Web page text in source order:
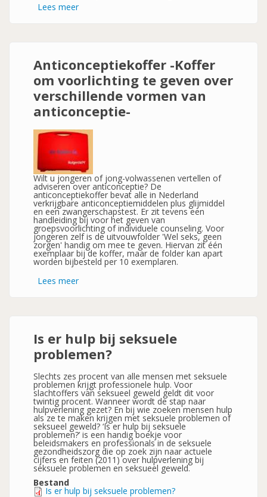
Lees meerover
tijdens
de
zwangerschap
en
na
de
bevalling-
Anticonceptiekoffer -Koffer
om voorlichting te geven over
verschillende vormen van
anticonceptie-
Wilt u jongeren of jong-volwassenen vertellen of
adviseren over anticonceptie? De
anticonceptiekoffer bevat alle in Nederland
verkrijgbare anticonceptiemiddelen plus glijmiddel
en een zwangerschapstest. Er zit tevens een
handleiding bij voor het geven van
groepsvoorlichting of individuele counseling. Voor
jongeren zelf is de uitvouwfolder 'Wel seks, geen
zorgen' handig om mee te geven. Hiervan zit één
exemplaar bij de koffer, maar de folder kan apart
worden bijbesteld per 10 exemplaren.
Lees meerover
geven
over
verschillende
van
anticonceptie-
Is er hulp bij seksuele
problemen?
Slechts zes procent van alle mensen met seksuele
problemen krijgt professionele hulp. Voor
slachtoffers van seksueel geweld geldt dit voor
twintig procent. Wanneer wordt de stap naar
hulpverlening gezet? En bij wie zoeken mensen hulp
als ze te maken krijgen met seksuele problemen of
seksueel geweld? ‘Is er hulp bij seksuele
problemen?’ is een handig boekje voor
beleidsmakers en professionals in de seksuele
gezondheidszorg die op zoek zijn naar actuele
cijfers en feiten (2011) over hulpverlening bij
seksuele problemen en seksueel geweld.
Bestand
Is er hulp bij seksuele problemen?